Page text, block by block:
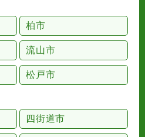
柏市
流山市
松戸市
四街道市